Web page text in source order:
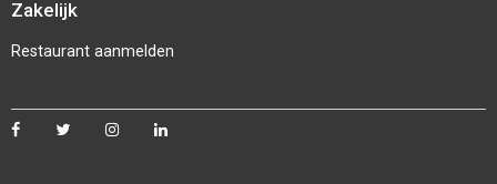
Zakelijk
Restaurant aanmelden